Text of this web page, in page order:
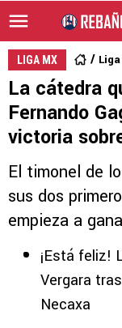
LIGA MX
La cátedra
Fernando
victoria
El timonel de
sus dos
empieza a
¡Está feliz!
Vergara
Necaxa